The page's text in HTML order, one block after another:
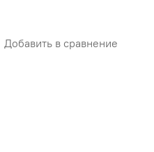
Добавить в сравнение